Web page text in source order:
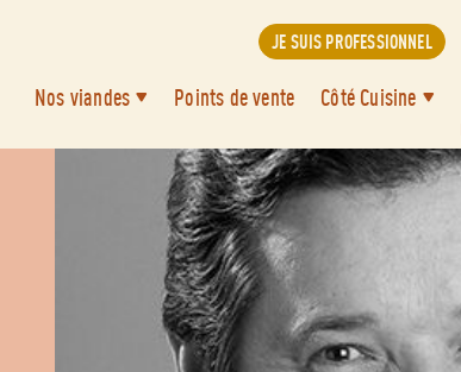
JE SUIS PROFESSIONNEL
Nos viandes Points de vente Côté Cuisine